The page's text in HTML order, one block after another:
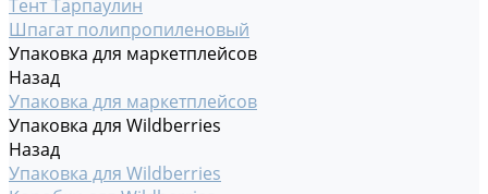
Тент Тарпаулин
Шпагат полипропиленовый
Упаковка для маркетплейсов
Назад
Упаковка для маркетплейсов
Упаковка для Wildberries
Назад
Упаковка для Wildberries